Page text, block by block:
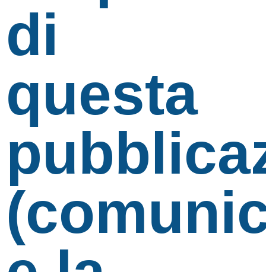
di
questa